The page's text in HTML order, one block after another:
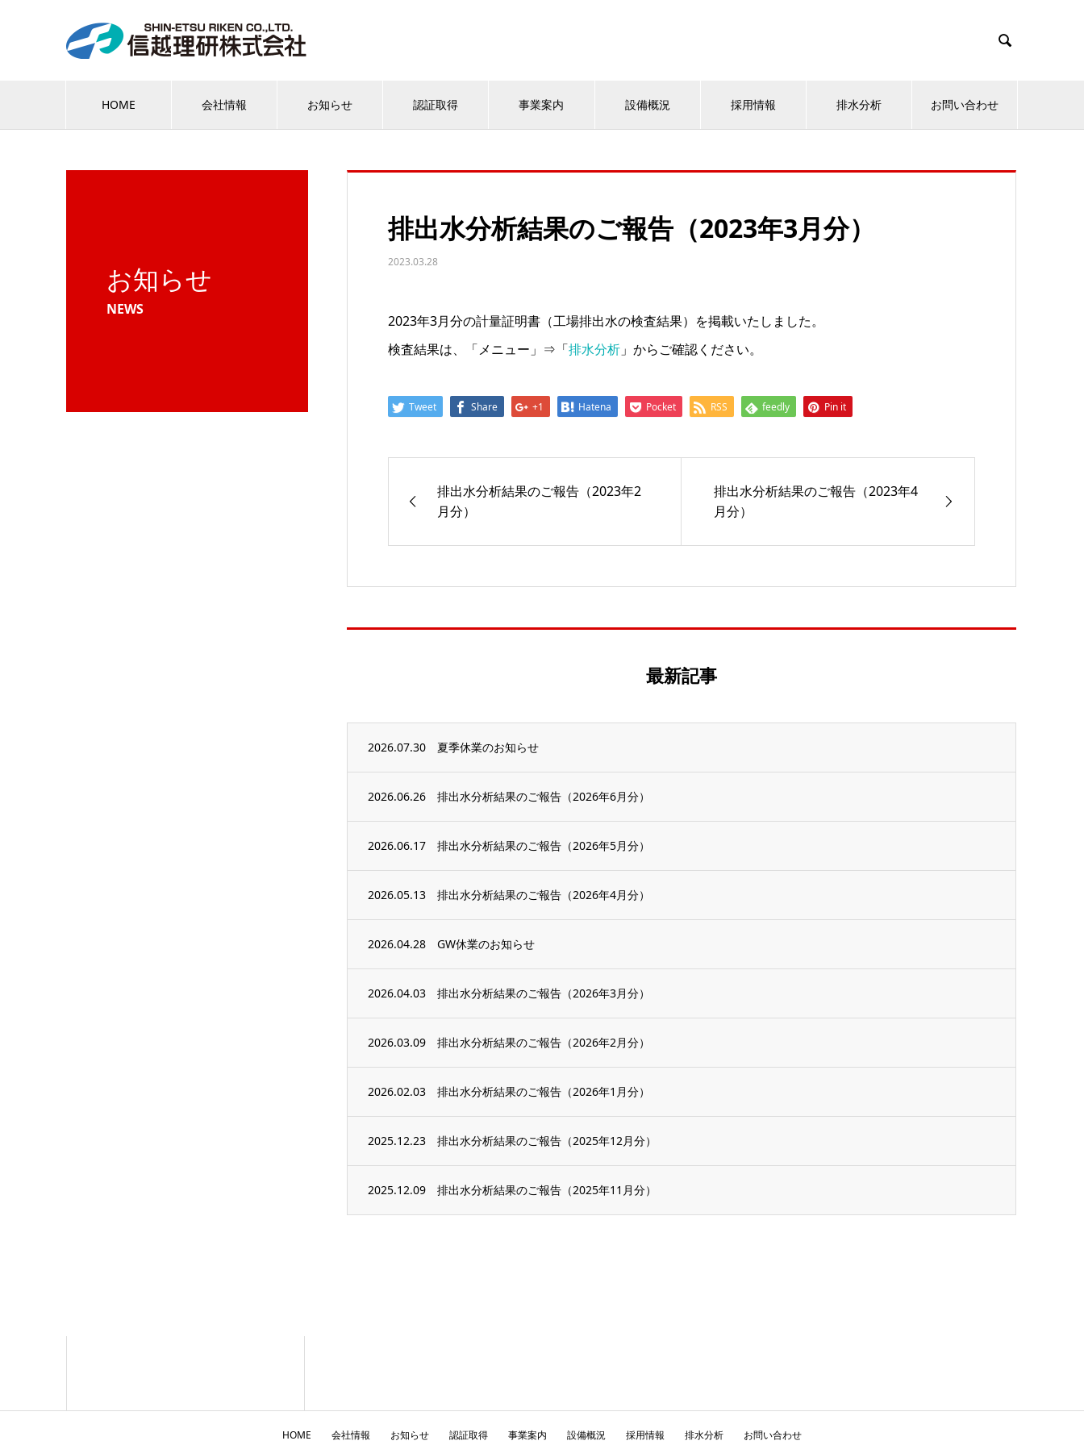

HOME 会社情報 お知らせ 認証取得 事業案内 設備概況 採用情報 排水分析 お問い合わせ
お知らせ
NEWS
排出水分析結果のご報告（2023年3月分）
2023.03.28
2023年3月分の計量証明書（工場排出水の検査結果）を掲載いたしました。
検査結果は、「メニュー」⇒「排水分析 」からご確認ください。
Tweet Share +1 Hatena Pocket RSS feedly Pin it
排出水分析結果のご報告（2023年2
月分）
排出水分析結果のご報告（2023年4
月分）
最新記事
2026.07.30 夏季休業のお知らせ
2026.06.26 排出水分析結果のご報告（2026年6月分）
2026.06.17 排出水分析結果のご報告（2026年5月分）
2026.05.13 排出水分析結果のご報告（2026年4月分）
2026.04.28 GW休業のお知らせ
2026.04.03 排出水分析結果のご報告（2026年3月分）
2026.03.09 排出水分析結果のご報告（2026年2月分）
2026.02.03 排出水分析結果のご報告（2026年1月分）
2025.12.23 排出水分析結果のご報告（2025年12月分）
2025.12.09 排出水分析結果のご報告（2025年11月分）
HOME 会社情報 お知らせ 認証取得 事業案内 設備概況 採用情報 排水分析 お問い合わせ